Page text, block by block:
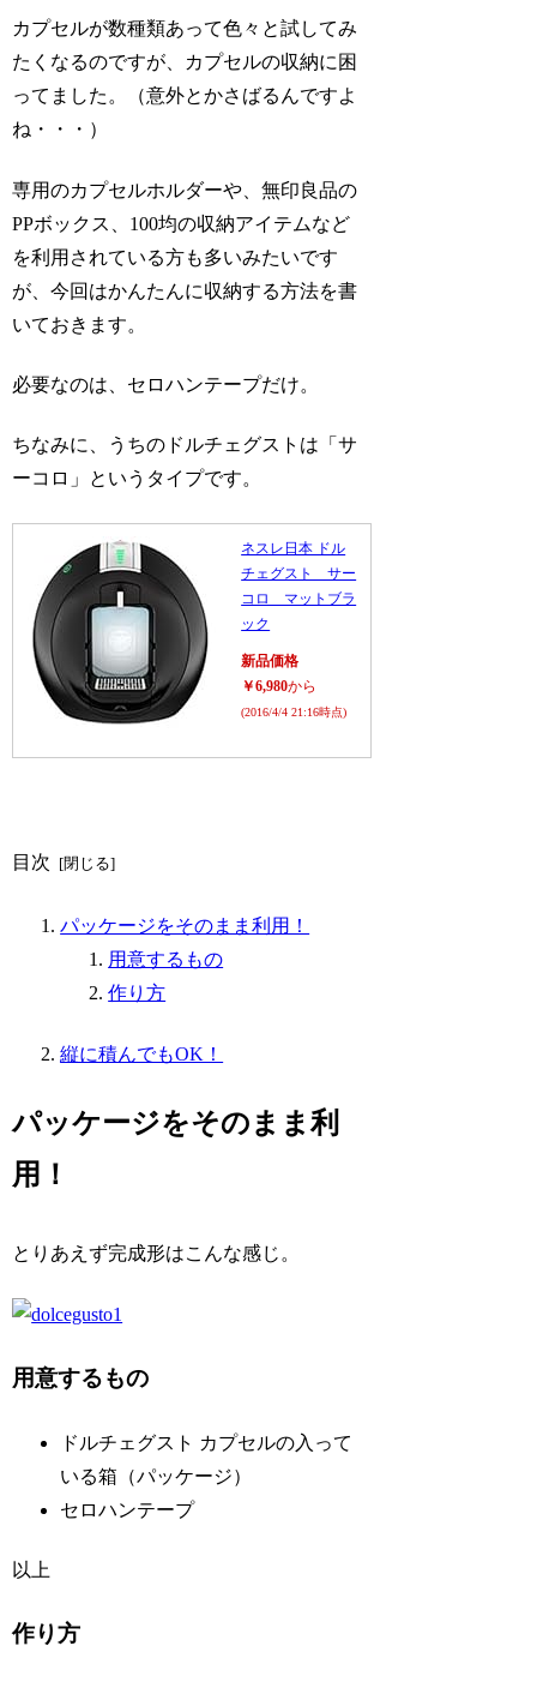
カプセルが数種類あって色々と試してみ
たくなるのですが、カプセルの収納に困
ってました。（意外とかさばるんですよ
ね・・・）
専用のカプセルホルダーや、無印良品の
PPボックス、100均の収納アイテムなど
を利用されている方も多いみたいです
が、今回はかんたんに収納する方法を書
いておきます。
必要なのは、セロハンテープだけ。
ちなみに、うちのドルチェグストは「サ
ーコロ」というタイプです。
ネスレ日本 ドル
チェグスト サー
コロ マットブラ
ック
新品価格
￥6,980から
(2016/4/4 21:16時点)
目次
パッケージをそのまま利用！
用意するもの
作り方
縦に積んでもOK！
パッケージをそのまま利
用！
とりあえず完成形はこんな感じ。
用意するもの
ドルチェグスト カプセルの入って
いる箱（パッケージ）
セロハンテープ
以上
作り方